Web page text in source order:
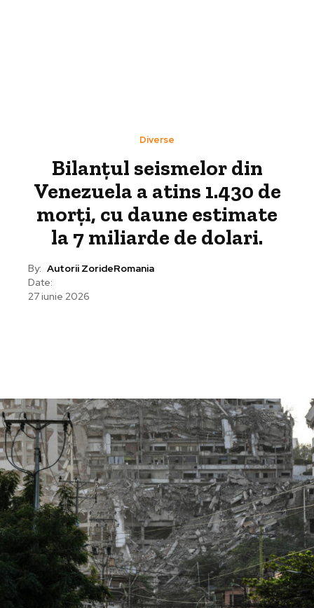
Diverse
Bilanțul seismelor din
Venezuela a atins 1.430 de
morți, cu daune estimate
la 7 miliarde de dolari.
By: Autorii ZorideRomania
Date:
27 iunie 2026